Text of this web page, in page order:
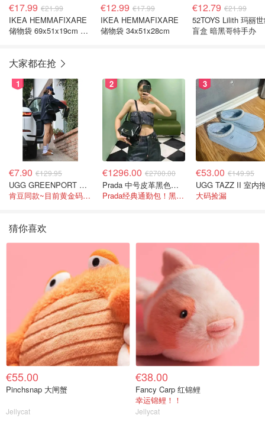
€17.99 €21.99
IKEA HEMMAFIXARE
储物袋 69x51x19cm 条
€12.99 €17.99
IKEA HEMMAFIXARE
储物袋 34x51x28cm
€12.79 €21.99
52TOYS Lilith 玛丽
盲盒 暗黑哥特手办
大家都在抢
1
€7.90 €129.95
UGG GREENPORT 室内拖鞋 棕色
肯豆同款~目前黄金码都在
2
€1296.00 €2700.00
Prada 中号皮革黑色单肩包
Prada经典通勤包！黑色耐看又百搭
3
€53.00 €149.95
大码捡漏
猜你喜欢
€55.00
Pinchsnap 大闸蟹
Jellycat
€38.00
Fancy Carp 红锦鲤
幸运锦鲤！！
Jellycat